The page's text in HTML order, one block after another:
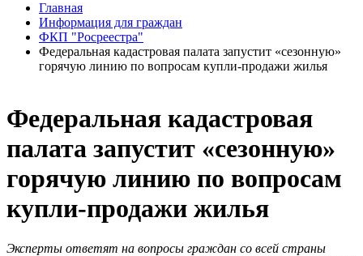
Федеральная кадастровая
палата запустит «сезонную»
горячую линию по вопросам
купли-продажи жилья
Эксперты ответят на вопросы граждан со всей страны
Главная
Информация для граждан
ФКП "Росреестра"
Федеральная кадастровая палата запустит «сезонную»
горячую линию по вопросам купли-продажи жилья